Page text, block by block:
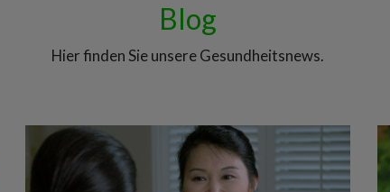
Blog
Hier finden Sie unsere Gesundheitsnews.